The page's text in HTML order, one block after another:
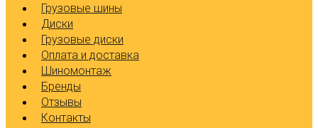
Грузовые шины
Диски
Грузовые диски
Оплата и доставка
Шиномонтаж
Бренды
Отзывы
Контакты